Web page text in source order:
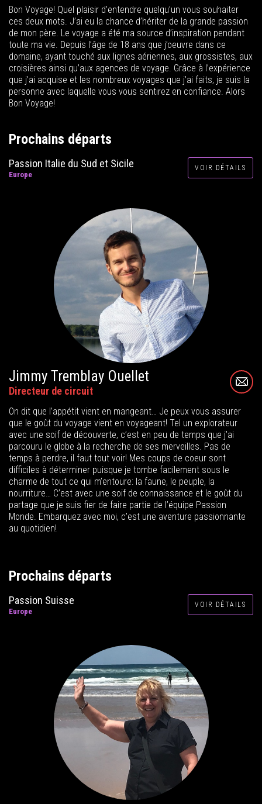
Bon Voyage! Quel plaisir d’entendre quelqu’un vous souhaiter
ces deux mots. J’ai eu la chance d’hériter de la grande passion
de mon père. Le voyage a été ma source d’inspiration pendant
toute ma vie. Depuis l’âge de 18 ans que j’oeuvre dans ce
domaine, ayant touché aux lignes aériennes, aux grossistes, aux
croisières ainsi qu’aux agences de voyage. Grâce à l’expérience
que j’ai acquise et les nombreux voyages que j’ai faits, je suis la
personne avec laquelle vous vous sentirez en confiance. Alors
Bon Voyage!
Prochains départs
Passion Italie du Sud et Sicile
Europe
VOIR DÉTAILS
Jimmy Tremblay Ouellet
Directeur de circuit
On dit que l’appétit vient en mangeant… Je peux vous assurer
que le goût du voyage vient en voyageant! Tel un explorateur
avec une soif de découverte, c’est en peu de temps que j’ai
parcouru le globe à la recherche de ses merveilles. Pas de
temps à perdre, il faut tout voir! Mes coups de coeur sont
difficiles à déterminer puisque je tombe facilement sous le
charme de tout ce qui m’entoure: la faune, le peuple, la
nourriture… C’est avec une soif de connaissance et le goût du
partage que je suis fier de faire partie de l’équipe Passion
Monde. Embarquez avec moi, c’est une aventure passionnante
au quotidien!
Prochains départs
Passion Suisse
Europe
VOIR DÉTAILS